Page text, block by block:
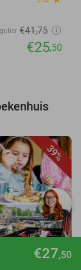
€27,50
€41,75
€25,50
39%
favorite_border